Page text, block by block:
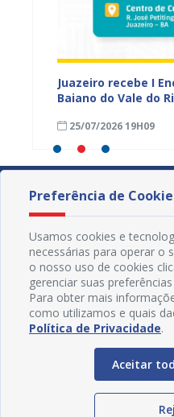
Juazeiro recebe I
Baiano do Vale do
25/07/2026 19H09
Preferência de
Usamos cookies e
necessárias para operar o
o nosso uso de cookies
gerenciar suas
Para obter mais
como utilizamos e quais
Política de Privacidade.
Aceitar